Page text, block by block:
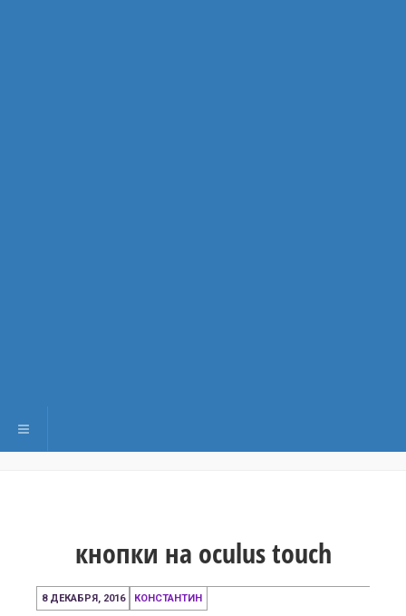
Переключить навигацию
кнопки на oculus touch
8 ДЕКАБРЯ, 2016
8
декабря,
КОНСТАНТИН